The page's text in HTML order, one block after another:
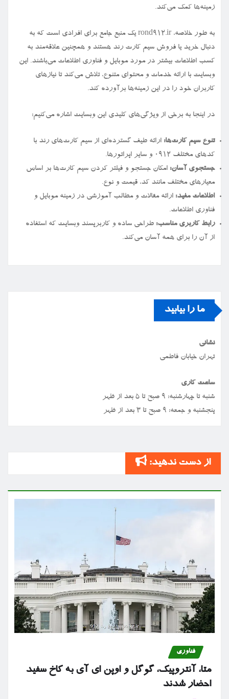
زمینه‌ها کمک می‌کند.
به طور خلاصه، rond912.ir یک منبع جامع برای افرادی است که به
دنبال خرید یا فروش سیم کارت رند هستند و همچنین علاقه‌مند به
کسب اطلاعات بیشتر در مورد موبایل و فناوری اطلاعات می‌باشند. این
وبسایت با ارائه خدمات و محتوای متنوع، تلاش می‌کند تا نیازهای
کاربران خود را در این زمینه‌ها برآورده کند.
در اینجا به برخی از ویژگی‌های کلیدی این وبسایت اشاره می‌کنیم:
تنوع سیم کارت‌ها: ارائه طیف گسترده‌ای از سیم کارت‌های رند با
کدهای مختلف ۰۹۱۲ و سایر اپراتورها.
جستجوی آسان: امکان جستجو و فیلتر کردن سیم کارت‌ها بر اساس
معیارهای مختلف مانند کد، قیمت و نوع.
اطلاعات مفید: ارائه مقالات و مطالب آموزشی در زمینه موبایل و
فناوری اطلاعات.
رابط کاربری مناسب: طراحی ساده و کاربرپسند وبسایت که استفاده
از آن را برای همه آسان می‌کند.
ما را بیابید
نشانی
تهران خیابان فاطمی
ساعت کاری
شنبه تا چهارشنبه: ۹ صبح تا ۵ بعد از ظهر
پنجشنبه و جمعه: ۹ صبح تا ۳ بعد از ظهر
از دست ندهید:
فناوری
متا، آنتروپیک، گوگل و اوپن ای آی به کاخ سفید
احضار شدند